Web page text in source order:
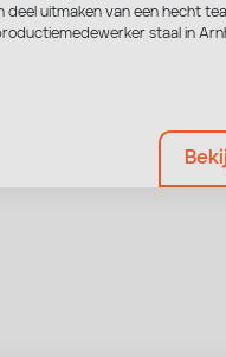
deel uitmaken van een hecht
staal in